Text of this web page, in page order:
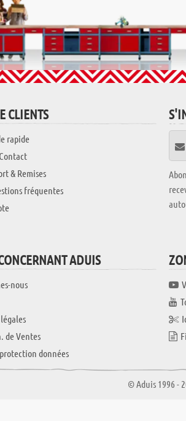
CLIENTS
rapide
& Remises
fréquentes
ADUIS
nous
de Ventes
données
© Aduis 1996 -